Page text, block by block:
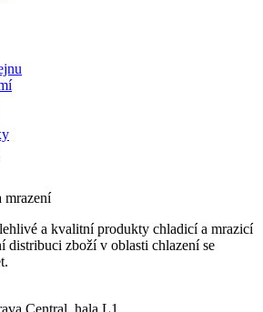
mrazení
a kvalitní produkty chladicí a mrazicí
distribuci zboží v oblasti chlazení se